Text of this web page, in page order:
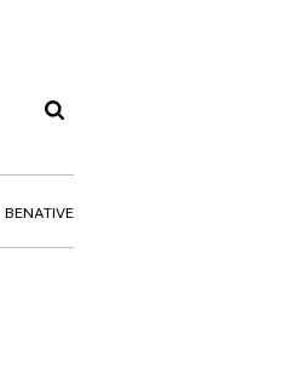
BENATIVE